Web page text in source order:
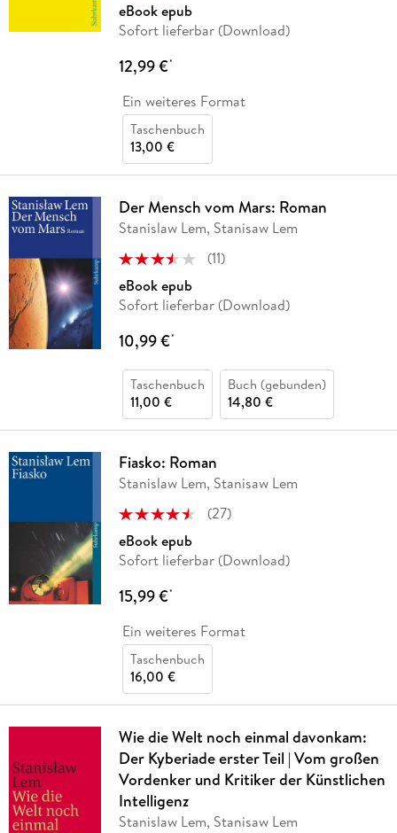
eBook epub
Sofort lieferbar (Download)
12,99 €*
Ein weiteres Format
Taschenbuch
13,00 €
Der Mensch vom Mars: Roman
Stanislaw Lem, Stanisaw Lem
(11)
eBook epub
Sofort lieferbar (Download)
10,99 €*
Taschenbuch
11,00 €
Buch (gebunden)
14,80 €
Fiasko: Roman
Stanislaw Lem, Stanisaw Lem
(27)
eBook epub
Sofort lieferbar (Download)
15,99 €*
Ein weiteres Format
Taschenbuch
16,00 €
Wie die Welt noch einmal davonkam:
Der Kyberiade erster Teil | Vom großen
Vordenker und Kritiker der Künstlichen
Intelligenz
Stanislaw Lem, Stanisaw Lem